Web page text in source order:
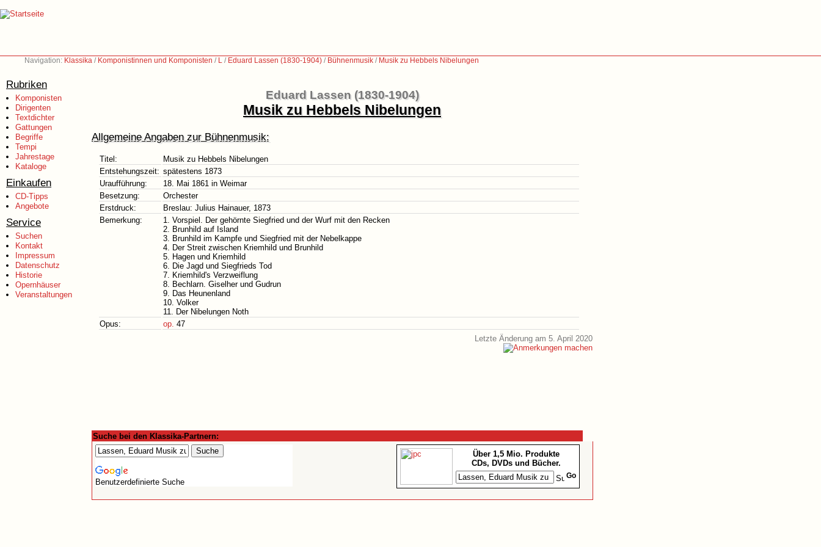
Navigation: Klassika / Komponistinnen und Komponisten / L / Eduard Lassen (1830-1904) / Bühnenmusik / Musik zu Hebbels Nibelungen
Rubriken
Komponisten
Dirigenten
Textdichter
Gattungen
Begriffe
Tempi
Jahrestage
Kataloge
Einkaufen
CD-Tipps
Angebote
Service
Suchen
Kontakt
Impressum
Datenschutz
Historie
Opernhäuser
Veranstaltungen
Eduard Lassen (1830-1904)
Musik zu Hebbels Nibelungen
Allgemeine Angaben zur Bühnenmusik:
Titel:
Musik zu Hebbels Nibelungen
Entstehungszeit: spätestens 1873
Uraufführung:
18. Mai 1861 in Weimar
Besetzung:
Orchester
Erstdruck:
Breslau: Julius Hainauer, 1873
Bemerkung:
1. Vorspiel. Der gehörnte Siegfried und der Wurf mit den Recken
2. Brunhild auf Island
3. Brunhild im Kampfe und Siegfried mit der Nebelkappe
4. Der Streit zwischen Kriemhild und Brunhild
5. Hagen und Kriemhild
6. Die Jagd und Siegfrieds Tod
7. Kriemhild's Verzweiflung
8. Bechlarn. Giselher und Gudrun
9. Das Heunenland
10. Volker
11. Der Nibelungen Noth
Opus:
op. 47
Letzte Änderung am 5. April 2020
Suche bei den Klassika-Partnern:
Benutzerdefinierte Suche
Über 1,5 Mio. Produkte
CDs, DVDs und Bücher.
Go